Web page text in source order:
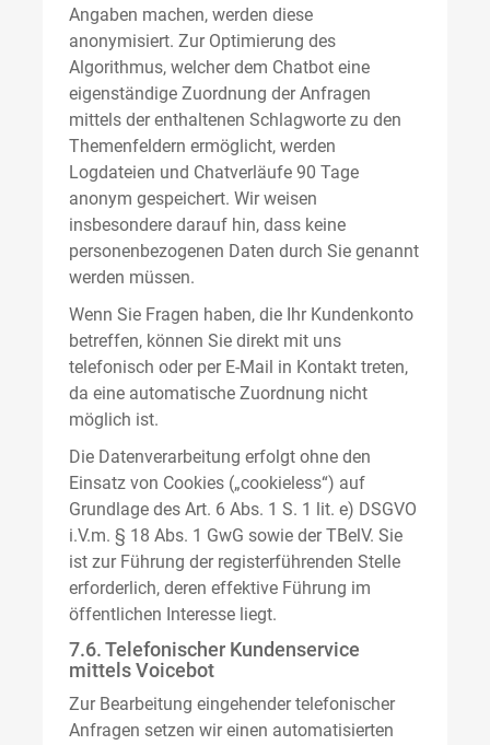
Angaben machen, werden diese
anonymisiert. Zur Optimierung des
Algorithmus, welcher dem Chatbot eine
eigenständige Zuordnung der Anfragen
mittels der enthaltenen Schlagworte zu den
Themenfeldern ermöglicht, werden
Logdateien und Chatverläufe 90 Tage
anonym gespeichert. Wir weisen
insbesondere darauf hin, dass keine
personenbezogenen Daten durch Sie genannt
werden müssen.
Wenn Sie Fragen haben, die Ihr Kundenkonto
betreffen, können Sie direkt mit uns
telefonisch oder per E-Mail in Kontakt treten,
da eine automatische Zuordnung nicht
möglich ist.
Die Datenverarbeitung erfolgt ohne den
Einsatz von Cookies („cookieless“) auf
Grundlage des Art. 6 Abs. 1 S. 1 lit. e) DSGVO
i.V.m. § 18 Abs. 1 GwG sowie der TBelV. Sie
ist zur Führung der registerführenden Stelle
erforderlich, deren effektive Führung im
öffentlichen Interesse liegt.
7.6. Telefonischer Kundenservice
mittels Voicebot
Zur Bearbeitung eingehender telefonischer
Anfragen setzen wir einen automatisierten